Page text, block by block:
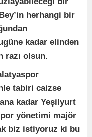
herhangi bir
kadar elinden
razı olsun.
tabiri caizse
kadar Yeşilyurt
yönetimi majör
biz istiyoruz ki bu